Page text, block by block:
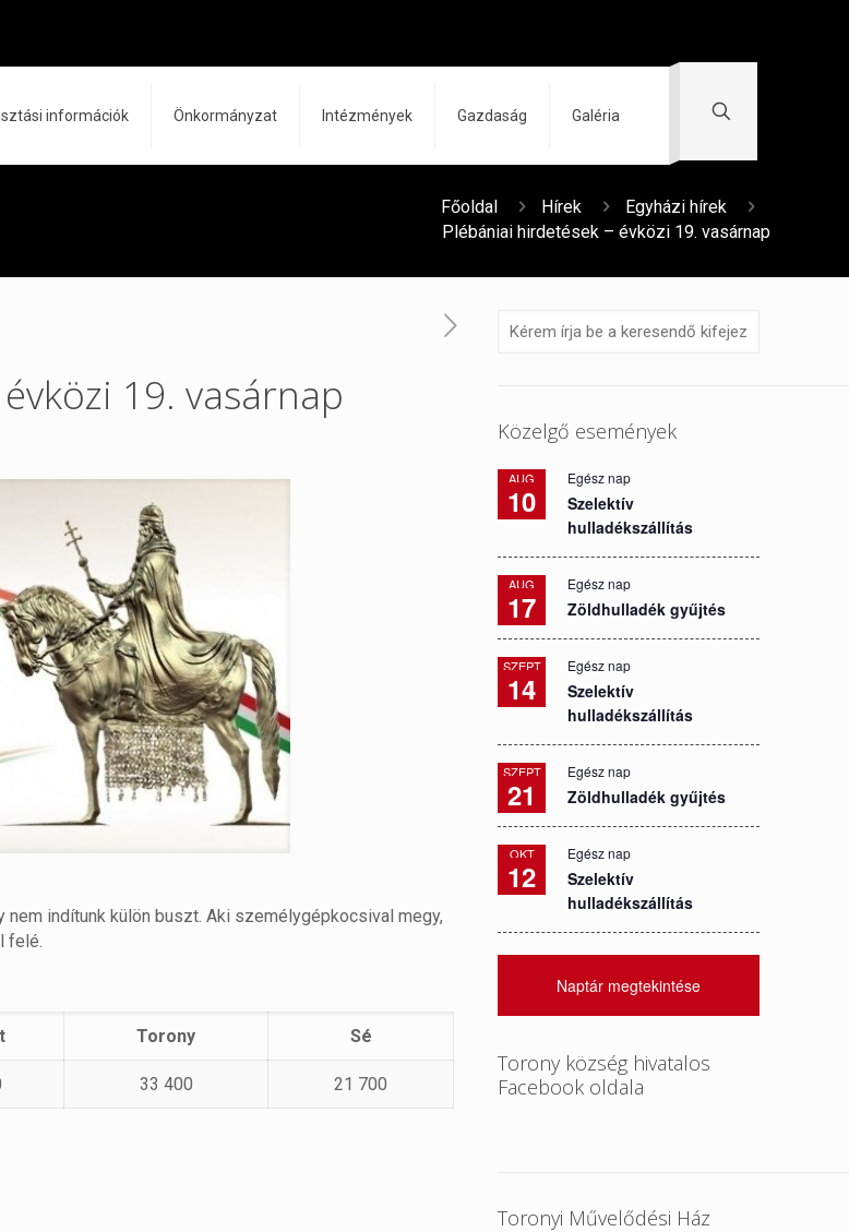
információk Önkormányzat Intézmények Gazdaság Galéria
Főoldal Hírek
Egyházi hírek
Plébániai hirdetések – évközi 19. vasárnap
19. vasárnap
indítunk külön buszt. Aki személygépkocsival megy,
felé.
Torony Sé
33 400 21 700
Közelgő események
AUG
10
Egész nap
Szelektív
hulladékszállítás
AUG
17
Egész nap
Zöldhulladék gyűjtés
SZEPT
14
Egész nap
Szelektív
hulladékszállítás
SZEPT
21
Egész nap
Zöldhulladék gyűjtés
OKT
12
Egész nap
Szelektív
hulladékszállítás
Naptár megtekintése
Torony község hivatalos
Facebook oldala
Toronyi Művelődési Ház